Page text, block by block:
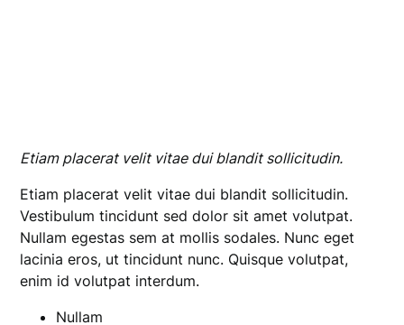
Etiam placerat velit vitae dui blandit sollicitudin.
Etiam placerat velit vitae dui blandit sollicitudin.
Vestibulum tincidunt sed dolor sit amet volutpat.
Nullam egestas sem at mollis sodales. Nunc eget
lacinia eros, ut tincidunt nunc. Quisque volutpat,
enim id volutpat interdum.
Nullam